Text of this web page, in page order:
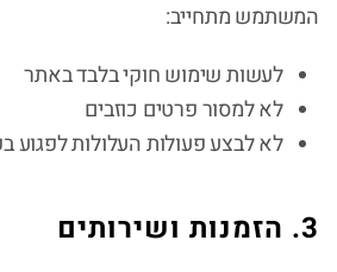
המשתמש מתחייב:
לעשות שימוש חוקי בלבד באתר
לא למסור פרטים כוזבים
לא לבצע פעולות העלולות לפגוע
3. הזמנות ושירותים